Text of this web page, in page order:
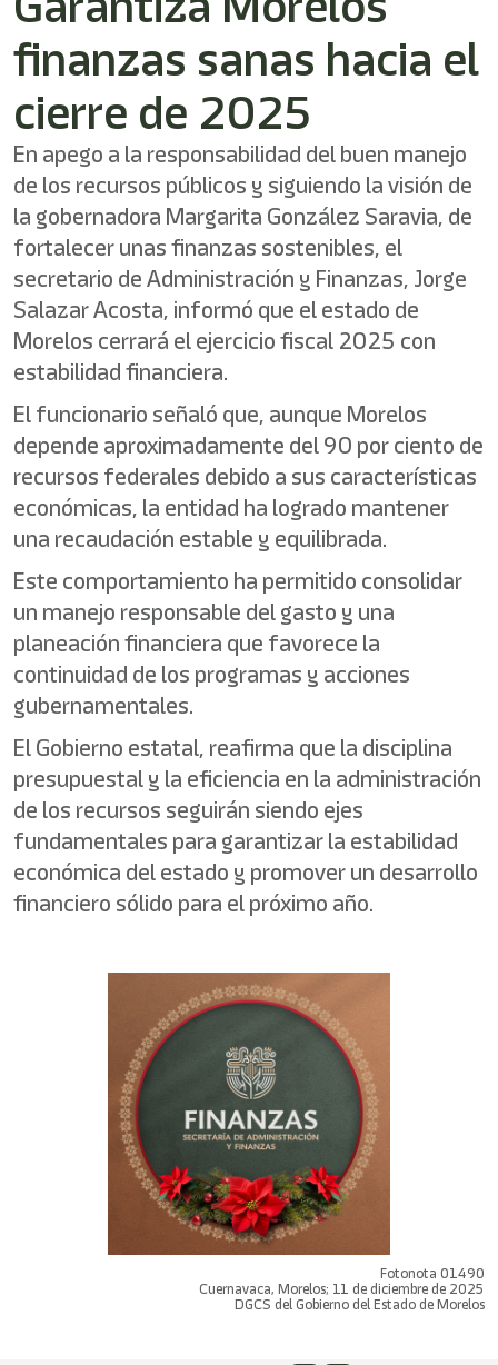
Este
acceso
lector
de
pantalla
ayudarle
interactuar
con
contenido.
finanzas sanas hacia el
cierre de 2025
En apego a la responsabilidad del buen manejo
de los recursos públicos y siguiendo la visión de
la gobernadora Margarita González Saravia, de
fortalecer unas finanzas sostenibles, el
secretario de Administración y Finanzas, Jorge
Salazar Acosta, informó que el estado de
Morelos cerrará el ejercicio fiscal 2025 con
estabilidad financiera.
El funcionario señaló que, aunque Morelos
depende aproximadamente del 90 por ciento de
recursos federales debido a sus características
económicas, la entidad ha logrado mantener
una recaudación estable y equilibrada.
Este comportamiento ha permitido consolidar
un manejo responsable del gasto y una
planeación financiera que favorece la
continuidad de los programas y acciones
gubernamentales.
El Gobierno estatal, reafirma que la disciplina
presupuestal y la eficiencia en la administración
de los recursos seguirán siendo ejes
fundamentales para garantizar la estabilidad
económica del estado y promover un desarrollo
financiero sólido para el próximo año.
Fotonota 01490
Cuernavaca, Morelos; 11 de diciembre de 2025
DGCS del Gobierno del Estado de Morelos